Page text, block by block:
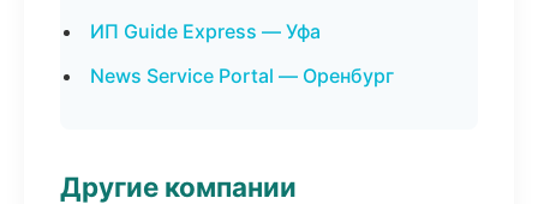
ИП Guide Express — Уфа
News Service Portal — Оренбург
Другие компании